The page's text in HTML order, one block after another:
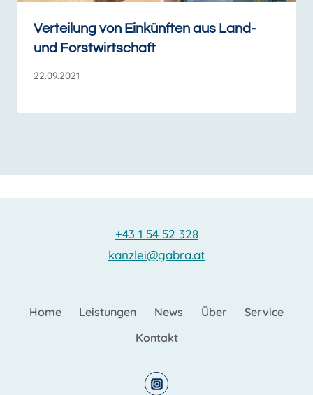
Verteilung von Einkünften aus Land-
und Forstwirtschaft
22.09.2021
+43 1 54 52 328
kanzlei@gabra.at
Home Leistungen News Über
Service
Kontakt